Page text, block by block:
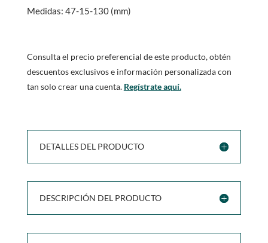
Medidas: 47-15-130 (mm)
Consulta el precio preferencial de este producto, obtén
descuentos exclusivos e información personalizada con
tan solo crear una cuenta. Regístrate aquí.
DETALLES DEL PRODUCTO
DESCRIPCIÓN DEL PRODUCTO